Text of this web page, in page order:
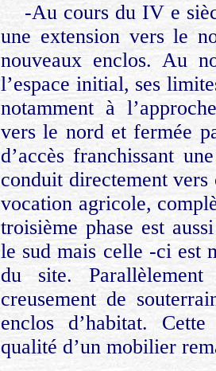
-Au cours du IV e
une extension vers le
nouveaux enclos. Au
l’espace initial, ses
notamment à
vers le nord et fermée
d’accès franchissant
conduit directement
vocation agricole,
troisième phase est
le sud mais celle -ci est
du site.
creusement de
enclos d’habitat.
qualité d’un mobilier